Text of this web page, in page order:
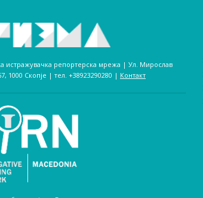
истражувачка репортерска мрежа | Ул. Мирослав
1000 Скопје | тел. +38923290280­ | Контакт